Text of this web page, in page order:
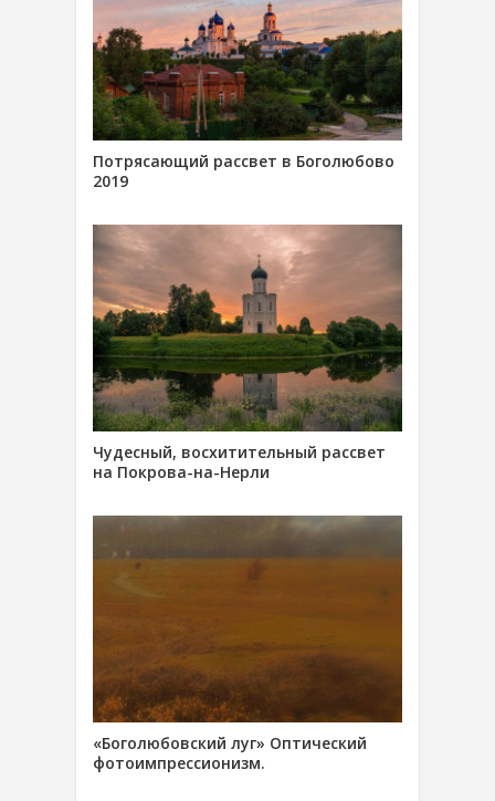
Потрясающий рассвет в Боголюбово
2019
Чудесный, восхитительный рассвет
на Покрова-на-Нерли
«Боголюбовский луг» Оптический
фотоимпрессионизм.